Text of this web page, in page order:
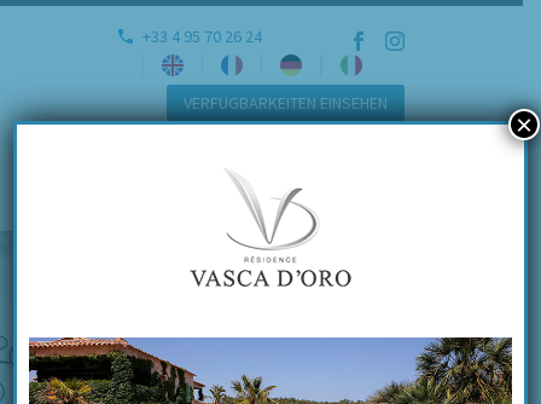
+33 4 95 70 26 24
VERFÜGBARKEITEN EINSEHEN
×